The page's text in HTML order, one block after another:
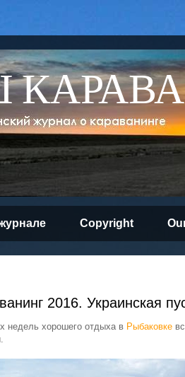
Copyright
2016. Украинская
недель хорошего отдыха в Рыбаковке